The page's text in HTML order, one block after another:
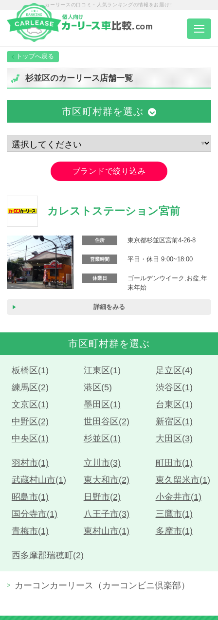
カーリースの口コミ・人気ランキングの情報をお届け!!
トップページ
エリア別ランキング
エリア別店舗一覧
カーリース体験談
お役立ち記事
杉並区のカーリース店舗一覧
市区町村群を選ぶ
ブランドで絞り込み
カレストステーション宮前
住所 東京都杉並区宮前4-26-8
営業時間 平日・休日 9:00~18:00
休業日
ゴールデンウイーク,お盆,年
末年始
詳細をみる
市区町村群を選ぶ
板橋区(1) 江東区(1)
足立区(4)
練馬区(2)
港区(5)
渋谷区(1)
文京区(1)
墨田区(1)
台東区(1)
中野区(2)
世田谷区(2)
新宿区(1)
中央区(1)
杉並区(1) 大田区(3)
羽村市(1) 立川市(3)
町田市(1)
武蔵村山市(1)
東大和市(2)
東久留米市(1)
昭島市(1)
日野市(2)
小金井市(1)
国分寺市(1)
八王子市(3)
三鷹市(1)
青梅市(1)
東村山市(1) 多摩市(1)
西多摩郡瑞穂町(2)
カーコンカーリース（カーコンビニ倶楽部）